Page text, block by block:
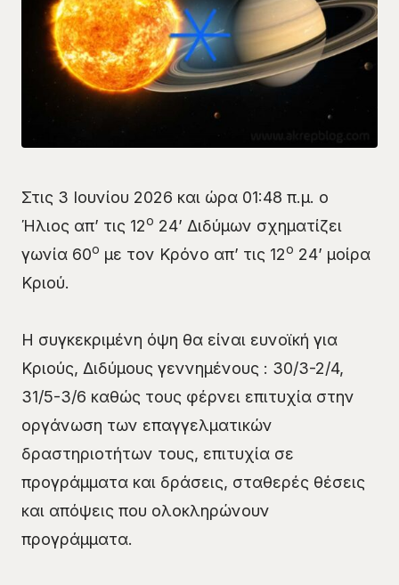
Στις 3 Ιουνίου 2026 και ώρα 01:48 π.μ. ο
Ήλιος απ’ τις 12ο 24’ Διδύμων σχηματίζει
γωνία 60ο με τον Κρόνο απ’ τις 12ο 24’ μοίρα
Κριού.
Η συγκεκριμένη όψη θα είναι ευνοϊκή για
Κριούς, Διδύμους γεννημένους : 30/3-2/4,
31/5-3/6 καθώς τους φέρνει επιτυχία στην
οργάνωση των επαγγελματικών
δραστηριοτήτων τους, επιτυχία σε
προγράμματα και δράσεις, σταθερές θέσεις
και απόψεις που ολοκληρώνουν
προγράμματα.